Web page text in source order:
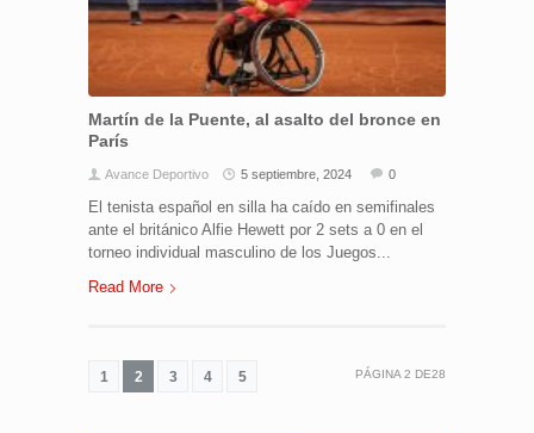
Martín de la Puente, al asalto del bronce en
París
Avance Deportivo 5 septiembre, 2024 0
El tenista español en silla ha caído en semifinales
ante el británico Alfie Hewett por 2 sets a 0 en el
torneo individual masculino de los Juegos...
Read More
1 2 3 4 5 PÁGINA2 DE28